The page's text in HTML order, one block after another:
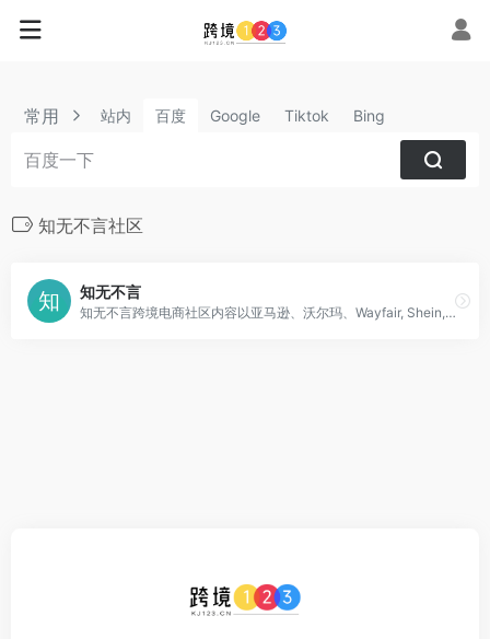
常用 站内 百度 Google Tiktok Bing
知无不言社区
知无不言
知无不言跨境电商社区内容以亚马逊、沃尔玛、Wayfair, Shein, Wish, Temu, 独立站、Shopify, Google, Tiktok, AI,等跨境电商销售运营、内容营销、SNS、SEM等为主，是跨境电商行业从业者的专业型交流和学习社区。跨境电商从业者可以在这里发表专业知识、经验和见解，以让更多人分享真知灼见，起到互相交流和学习的目的。